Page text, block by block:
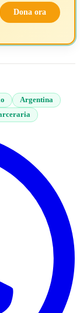
Dona ora
Argentina